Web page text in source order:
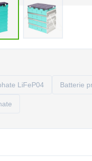
LiFeP04 Batterie